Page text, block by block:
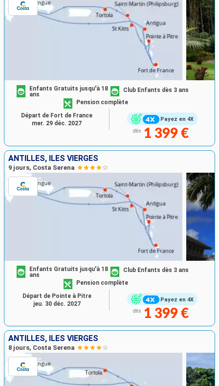
Payez en 4X
Enfants Gratuits jusqu'à 18
ans
Club Enfants dès 3 ans
Pension complète
dès 1 399 €
Départ de Fort de France
mer. 29 déc. 2027
ANTILLES, ILES VIERGES
9 jours, Costa Serena
Payez en 4X
Enfants Gratuits jusqu'à 18
ans
Club Enfants dès 3 ans
Pension complète
dès 1 399 €
Départ de Pointe à Pitre
jeu. 30 déc. 2027
ANTILLES, ILES VIERGES
8 jours, Costa Serena